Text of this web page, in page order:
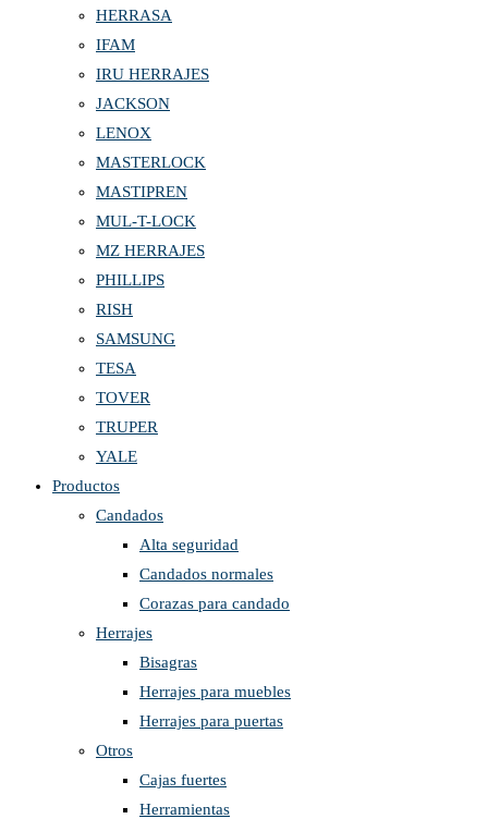
HERRASA
IFAM
IRU HERRAJES
JACKSON
LENOX
MASTERLOCK
MASTIPREN
MUL-T-LOCK
MZ HERRAJES
PHILLIPS
RISH
SAMSUNG
TESA
TOVER
TRUPER
YALE
Productos
Candados
Alta seguridad
Candados normales
Corazas para candado
Herrajes
Bisagras
Herrajes para muebles
Herrajes para puertas
Otros
Cajas fuertes
Herramientas